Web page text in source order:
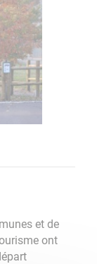
et de
ont